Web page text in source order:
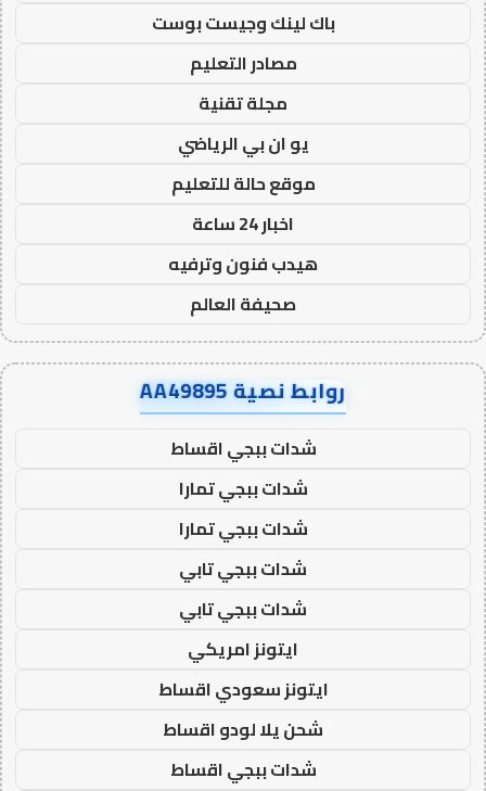
باك لينك وجيست بوست
مصادر التعليم
مجلة تقنية
يو ان بي الرياضي
موقع حالة للتعليم
اخبار 24 ساعة
هيدب فنون وترفيه
صحيفة العالم
روابط نصية AA49895
شدات ببجي اقساط
شدات ببجي تمارا
شدات ببجي تمارا
شدات ببجي تابي
شدات ببجي تابي
ايتونز امريكي
ايتونز سعودي اقساط
شحن يلا لودو اقساط
شدات ببجي اقساط